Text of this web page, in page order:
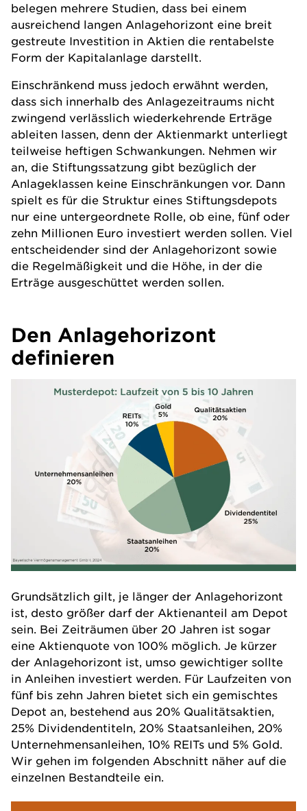
belegen mehrere Studien, dass bei einem
ausreichend langen Anlagehorizont eine breit
gestreute Investition in Aktien die rentabelste
Form der Kapitalanlage darstellt.
Einschränkend muss jedoch erwähnt werden,
dass sich innerhalb des Anlagezeitraums nicht
zwingend verlässlich wiederkehrende Erträge
ableiten lassen, denn der Aktienmarkt unterliegt
teilweise heftigen Schwankungen. Nehmen wir
an, die Stiftungssatzung gibt bezüglich der
Anlageklassen keine Einschränkungen vor. Dann
spielt es für die Struktur eines Stiftungsdepots
nur eine untergeordnete Rolle, ob eine, fünf oder
zehn Millionen Euro investiert werden sollen. Viel
entscheidender sind der Anlagehorizont sowie
die Regelmäßigkeit und die Höhe, in der die
Erträge ausgeschüttet werden sollen.
Den Anlagehorizont
definieren
Grundsätzlich gilt, je länger der Anlagehorizont
ist, desto größer darf der Aktienanteil am Depot
sein. Bei Zeiträumen über 20 Jahren ist sogar
eine Aktienquote von 100% möglich. Je kürzer
der Anlagehorizont ist, umso gewichtiger sollte
in Anleihen investiert werden. Für Laufzeiten von
fünf bis zehn Jahren bietet sich ein gemischtes
Depot an, bestehend aus 20% Qualitätsaktien,
25% Dividendentiteln, 20% Staatsanleihen, 20%
Unternehmensanleihen, 10% REITs und 5% Gold.
Wir gehen im folgenden Abschnitt näher auf die
einzelnen Bestandteile ein.